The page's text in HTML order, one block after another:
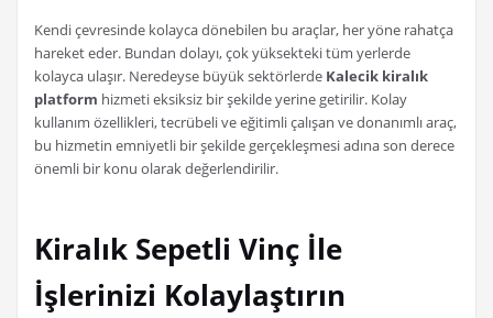
Kendi çevresinde kolayca dönebilen bu araçlar, her yöne rahatça
hareket eder. Bundan dolayı, çok yüksekteki tüm yerlerde
kolayca ulaşır. Neredeyse büyük sektörlerde Kalecik kiralık
platform hizmeti eksiksiz bir şekilde yerine getirilir. Kolay
kullanım özellikleri, tecrübeli ve eğitimli çalışan ve donanımlı araç,
bu hizmetin emniyetli bir şekilde gerçekleşmesi adına son derece
önemli bir konu olarak değerlendirilir.
Kiralık Sepetli Vinç İle
İşlerinizi Kolaylaştırın